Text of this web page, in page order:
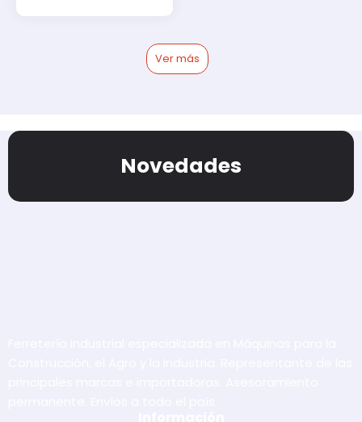
Ver más
Novedades